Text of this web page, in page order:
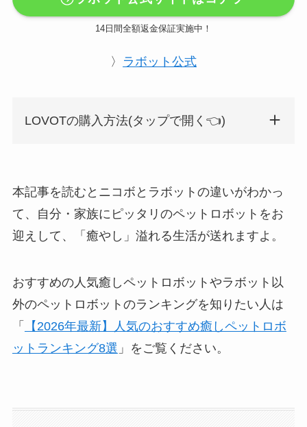
14日間全額返金保証実施中！
〉 ラボット公式
LOVOTの購入方法(タップで開く👈️)
本記事を読むとニコボとラボットの違いがわかっ
て、自分・家族にピッタリのペットロボットをお
迎えして、「癒やし」溢れる生活が送れますよ。
おすすめの人気癒しペットロボットやラボット以
外のペットロボットのランキングを知りたい人は
「
【2026年最新】人気のおすすめ癒しペットロボ
ットランキング8選 」をご覧ください。